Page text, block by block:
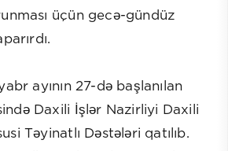
üçün gecə-gündüz
ayının 27-də başlanılan
Daxili İşlər Nazirliyi Daxili
Təyinatlı Dəstələri qatılıb.